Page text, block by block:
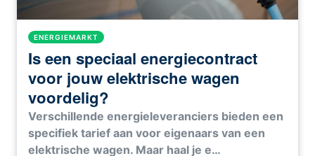
ENERGIEMARKT
Is een speciaal energiecontract
voor jouw elektrische wagen
voordelig?
Verschillende energieleveranciers bieden een
specifiek tarief aan voor eigenaars van een
elektrische wagen. Maar haal je e…